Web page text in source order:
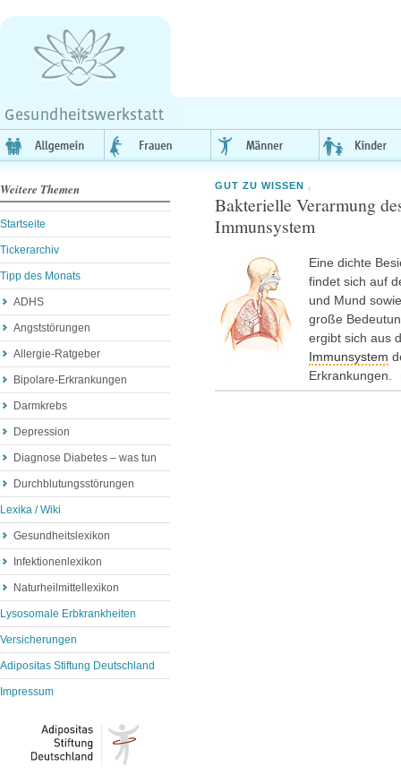
Weitere Themen
Startseite
Tickerarchiv
Tipp des Monats
ADHS
Angststörungen
Allergie-Ratgeber
Bipolare-Erkrankungen
Darmkrebs
Depression
Diagnose Diabetes – was tun
Durchblutungsstörungen
Lexika / Wiki
Gesundheitslexikon
Infektionenlexikon
Naturheilmittellexikon
Lysosomale Erbkrankheiten
Versicherungen
Adipositas Stiftung Deutschland
Impressum
GUT ZU WISSEN ,
Bakterielle Verarmung
Immunsystem
Eine dichte
findet sich auf
und Mund
große
ergibt sich aus
Immunsystem
Erkrankungen.